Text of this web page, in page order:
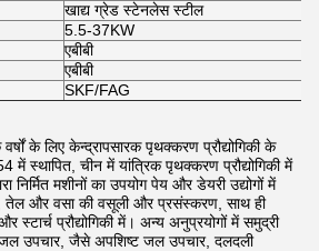
खाद्य ग्रेड स्टेनलेस स्टील
5.5-37KW
एबीबी
एबीबी
SKF/FAG
के लिए केन्द्रापसारक पृथक्करण प्रौद्योगिकी के
स्थापित, चीन में यांत्रिक पृथक्करण प्रौद्योगिकी में
निर्मित मशीनों का उपयोग पेय और डेयरी उद्योगों में
तेल और वसा की वसूली और प्रसंस्करण, साथ ही
स्टार्च प्रौद्योगिकी में। अन्य अनुप्रयोगों में समुद्री
उपचार, जैसे अपशिष्ट जल उपचार, दलदली